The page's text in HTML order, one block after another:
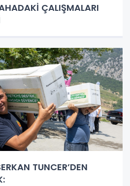
ÇALIŞMALARI
TUNCER’DEN